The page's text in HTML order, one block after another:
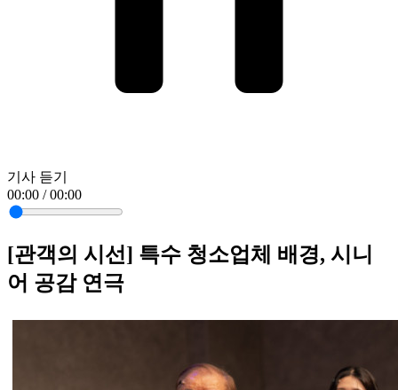
기사 듣기
00:00 / 00:00
[관객의 시선] 특수 청소업체 배경, 시니
어 공감 연극